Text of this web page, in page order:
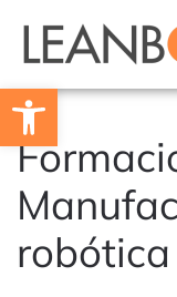
Barra de Ferramentas Aberta
Skip to main